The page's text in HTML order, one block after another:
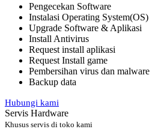
Pengecekan Software
Instalasi Operating System(OS)
Upgrade Software & Aplikasi
Install Antivirus
Request install aplikasi
Request Install game
Pembersihan virus dan malware
Backup data
Hubungi kami
Servis Hardware
Khusus servis di toko kami